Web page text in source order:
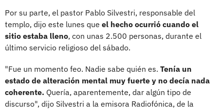
Por su parte, el pastor Pablo Silvestri, responsable del
templo, dijo este lunes que el hecho ocurrió cuando el
sitio estaba lleno, con unas 2.500 personas, durante el
último servicio religioso del sábado.
"Fue un momento feo. Nadie sabe quién es. Tenía un
estado de alteración mental muy fuerte y no decía nada
coherente. Quería, aparentemente, dar algún tipo de
discurso", dijo Silvestri a la emisora Radiofónica, de la